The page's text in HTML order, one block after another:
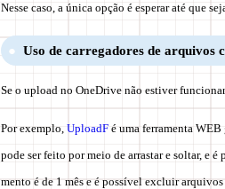
Nesse caso, a única opção é esperar até que
Uso de carregadores de arquivos
Se o upload no OneDrive não estiver
Por exemplo, UploadF é uma ferramenta
pode ser feito por meio de arrastar e soltar, e
mento é de 1 mês e é possível excluir